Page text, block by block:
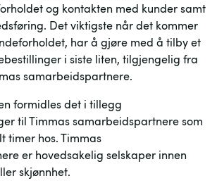
og kontakten med kunder samt
Det viktigste når det kommer
har å gjøre med å tilby et
i siste liten, tilgjengelig fra
samarbeidspartnere.
formidles det i tillegg
til Timmas samarbeidspartnere som
timer hos. Timmas
er hovedsakelig selskaper innen
skjønnhet.